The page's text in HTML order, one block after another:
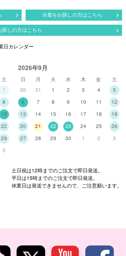
水着をお探しの方はこちら
探しの方はこちら
日カレンダー
土
1
8
15
22
29
5
2026年9月
日 月 火 水 木 金
土
30
31 1 2 3 4
5
6
7 8 9 10 11
12
13
14 15 16 17 18
19
20
21 22 23 24 25
26
27
28 29 30 1 2 3
土日祝は12時までのご注文で即日発送。
平日は15時までのご注文で即日発送。
休業日は発送できませんので、ご注意願います。